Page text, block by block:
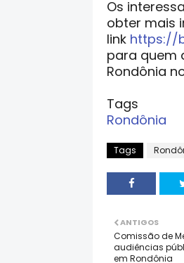
Os
obter mais
link https://
para quem
Rondônia
Tags
Rondônia
Tags
ANTIGOS
Comissão de
audiências
em Rondônia